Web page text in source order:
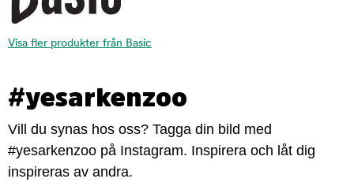
Visa fler produkter från Basic
#yesarkenzoo
Vill du synas hos oss? Tagga din bild med
#yesarkenzoo på Instagram. Inspirera och låt dig
inspireras av andra.